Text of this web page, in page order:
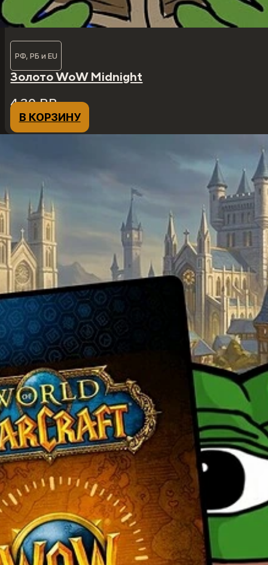
РФ, РБ и EU
Золото WoW Midnight
4,30₽₽
В КОРЗИНУ